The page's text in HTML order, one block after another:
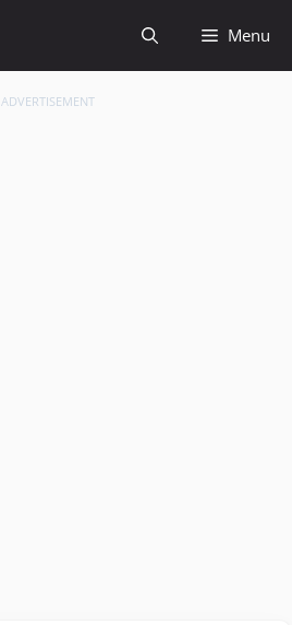
Menu
ADVERTISEMENT